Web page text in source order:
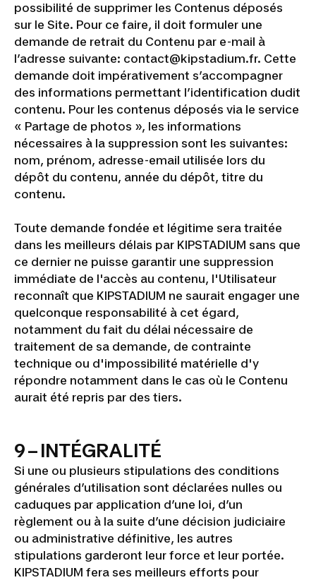
possibilité de supprimer les Contenus déposés
sur le Site. Pour ce faire, il doit formuler une
demande de retrait du Contenu par e-mail à
l’adresse suivante: contact@kipstadium.fr. Cette
demande doit impérativement s’accompagner
des informations permettant l’identification dudit
contenu. Pour les contenus déposés via le service
« Partage de photos », les informations
nécessaires à la suppression sont les suivantes:
nom, prénom, adresse-email utilisée lors du
dépôt du contenu, année du dépôt, titre du
contenu.
Toute demande fondée et légitime sera traitée
dans les meilleurs délais par KIPSTADIUM sans que
ce dernier ne puisse garantir une suppression
immédiate de l'accès au contenu, l'Utilisateur
reconnaît que KIPSTADIUM ne saurait engager une
quelconque responsabilité à cet égard,
notamment du fait du délai nécessaire de
traitement de sa demande, de contrainte
technique ou d'impossibilité matérielle d'y
répondre notamment dans le cas où le Contenu
aurait été repris par des tiers.
9 – INTÉGRALITÉ
Si une ou plusieurs stipulations des conditions
générales d’utilisation sont déclarées nulles ou
caduques par application d’une loi, d’un
règlement ou à la suite d’une décision judiciaire
ou administrative définitive, les autres
stipulations garderont leur force et leur portée.
KIPSTADIUM fera ses meilleurs efforts pour